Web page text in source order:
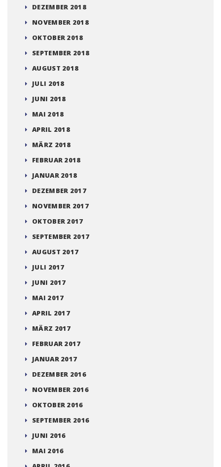
DEZEMBER 2018
NOVEMBER 2018
OKTOBER 2018
SEPTEMBER 2018
AUGUST 2018
JULI 2018
JUNI 2018
MAI 2018
APRIL 2018
MÄRZ 2018
FEBRUAR 2018
JANUAR 2018
DEZEMBER 2017
NOVEMBER 2017
OKTOBER 2017
SEPTEMBER 2017
AUGUST 2017
JULI 2017
JUNI 2017
MAI 2017
APRIL 2017
MÄRZ 2017
FEBRUAR 2017
JANUAR 2017
DEZEMBER 2016
NOVEMBER 2016
OKTOBER 2016
SEPTEMBER 2016
JUNI 2016
MAI 2016